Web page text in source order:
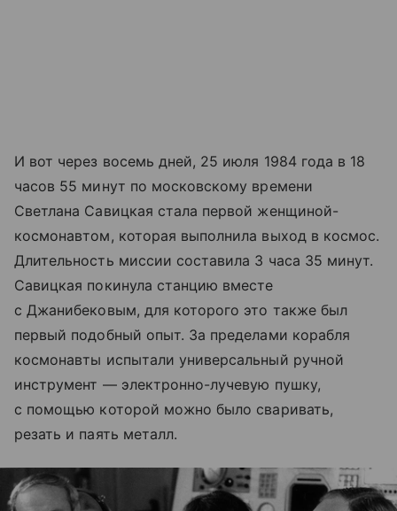
И вот через восемь дней, 25 июля 1984 года в 18
часов 55 минут по московскому времени
Светлана Савицкая стала первой женщиной-
космонавтом, которая выполнила выход в космос.
Длительность миссии составила 3 часа 35 минут.
Савицкая покинула станцию вместе
с Джанибековым, для которого это также был
первый подобный опыт. За пределами корабля
космонавты испытали универсальный ручной
инструмент — электронно-лучевую пушку,
с помощью которой можно было сваривать,
резать и паять металл.